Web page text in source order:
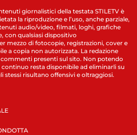
giornalistici della testata STILETV è
la riproduzione e l’uso, anche parziale,
audio/video, filmati, loghi, grafiche
con qualsiasi dispositivo
mezzo di fotocopie, registrazioni, cover e
a copia non autorizzata. La redazione
commenti presenti sul sito. Non potendo
resta disponibile ad eliminarli su
stessi risultano offensivi e oltraggiosi.